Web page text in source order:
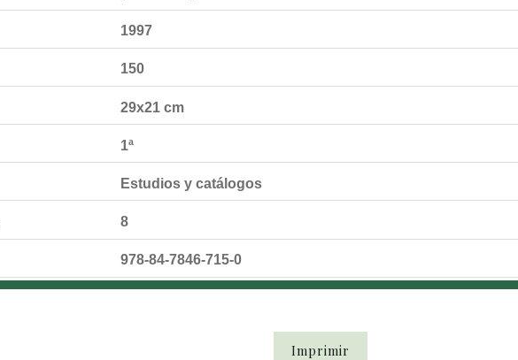
1997
150
29x21 cm
1ª
Estudios y catálogos
8
978-84-7846-715-0
Imprimir